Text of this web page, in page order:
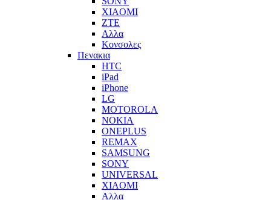
XIAOMI
ZTE
Αλλα
Κονσολες
Πενακια
HTC
iPad
iPhone
LG
MOTOROLA
NOKIA
ONEPLUS
REMAX
SAMSUNG
SONY
UNIVERSAL
XIAOMI
Αλλα